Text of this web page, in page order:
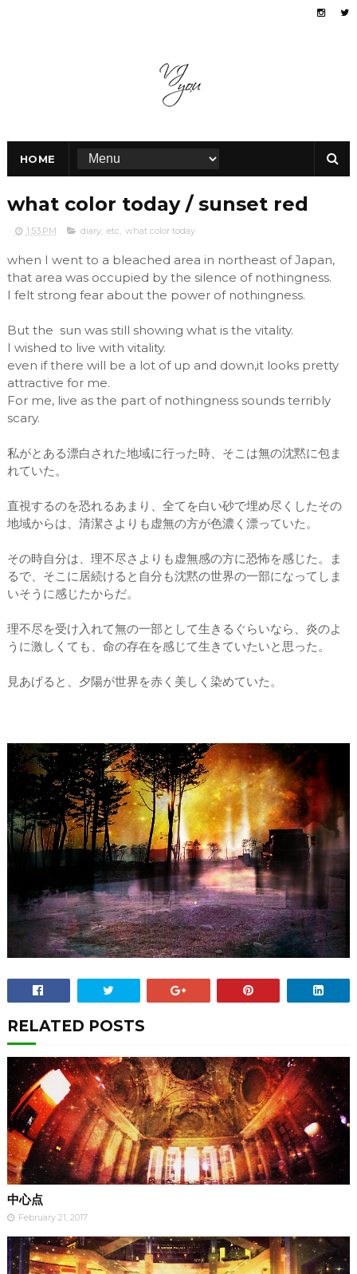
HOME
what color today / sunset red
1:53 PM diary, etc, what color today
when I went to a bleached area in northeast of Japan,
that area was occupied by the silence of nothingness.
I felt strong fear about the power of nothingness.
But the sun was still showing what is the vitality.
I wished to live with vitality.
even if there will be a lot of up and down,it looks pretty
attractive for me.
For me, live as the part of nothingness sounds terribly
scary.
私がとある漂白された地域に行った時、そこは無の沈黙に包ま
れていた。
直視するのを恐れるあまり、全てを白い砂で埋め尽くしたその
地域からは、清潔さよりも虚無の方が色濃く漂っていた。
その時自分は、理不尽さよりも虚無感の方に恐怖を感じた。ま
るで、そこに居続けると自分も沈黙の世界の一部になってしま
いそうに感じたからだ。
理不尽を受け入れて無の一部として生きるぐらいなら、炎のよ
うに激しくても、命の存在を感じて生きていたいと思った。
見あげると、夕陽が世界を赤く美しく染めていた。
RELATED POSTS
中心点
February 21, 2017